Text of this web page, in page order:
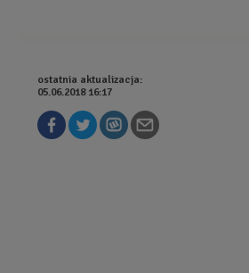
ostatnia aktualizacja:
05.06.2018 16:17